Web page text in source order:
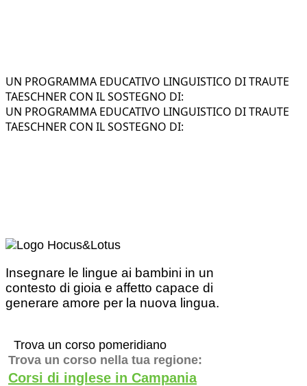
UN PROGRAMMA EDUCATIVO LINGUISTICO DI TRAUTE
TAESCHNER CON IL SOSTEGNO DI:
UN PROGRAMMA EDUCATIVO LINGUISTICO DI TRAUTE
TAESCHNER CON IL SOSTEGNO DI:
Insegnare le lingue ai bambini in un
contesto di gioia e affetto capace di
generare amore per la nuova lingua.
Trova un corso pomeridiano
Trova un corso nella tua regione:
Corsi di inglese in Campania